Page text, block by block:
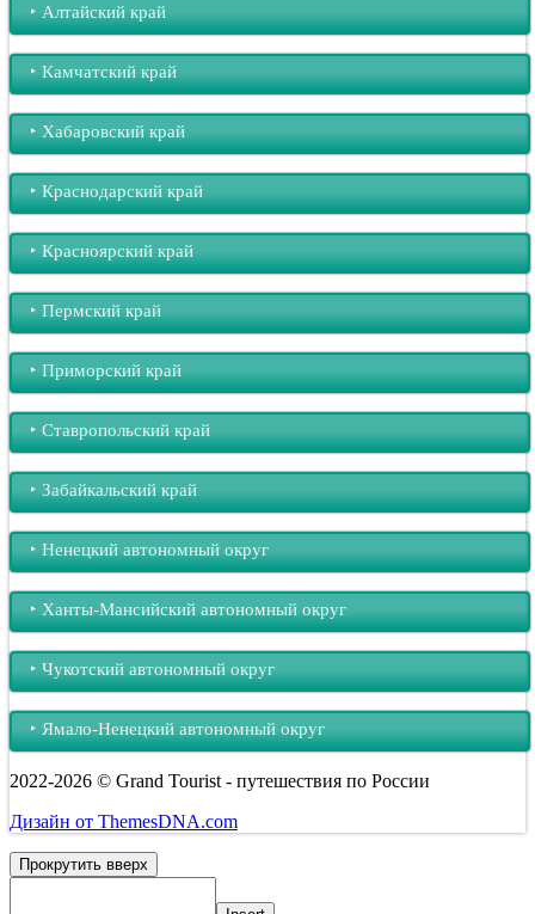
‣︎ Алтайский край
‣︎ Камчатский край
‣︎ Хабаровский край
‣︎ Краснодарский край
‣︎ Красноярский край
‣︎ Пермский край
‣︎ Приморский край
‣︎ Ставропольский край
‣︎ Забайкальский край
‣︎ Ненецкий автономный округ
‣︎ Ханты-Мансийский автономный округ
‣︎ Чукотский автономный округ
‣︎ Ямало-Ненецкий автономный округ
2022-2026 © Grand Tourist - путешествия по России
Дизайн от ThemesDNA.com
Прокрутить вверх